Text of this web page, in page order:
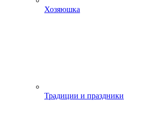
Хозяюшка
Традиции и праздники